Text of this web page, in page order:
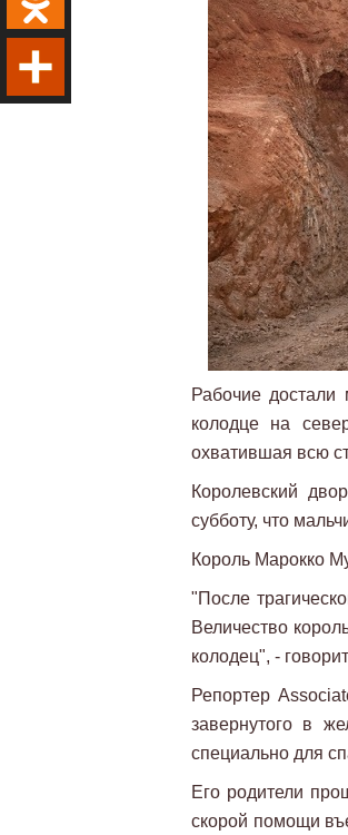
Рабочие достали
колодце на
охватившая всю
Королевский
субботу, что
Король Марокко
"После
Величество
колодец", -
Репортер
завернутого в
специально для
Его родители
скорой помощи
Odnoklassniki